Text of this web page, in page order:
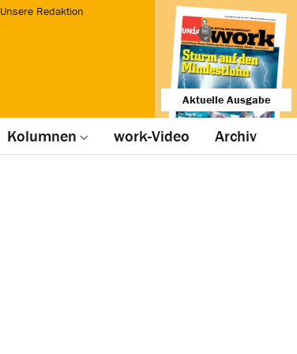
Unsere Redaktion
Aktuelle Ausgabe
Kolumnen work-Video Archiv